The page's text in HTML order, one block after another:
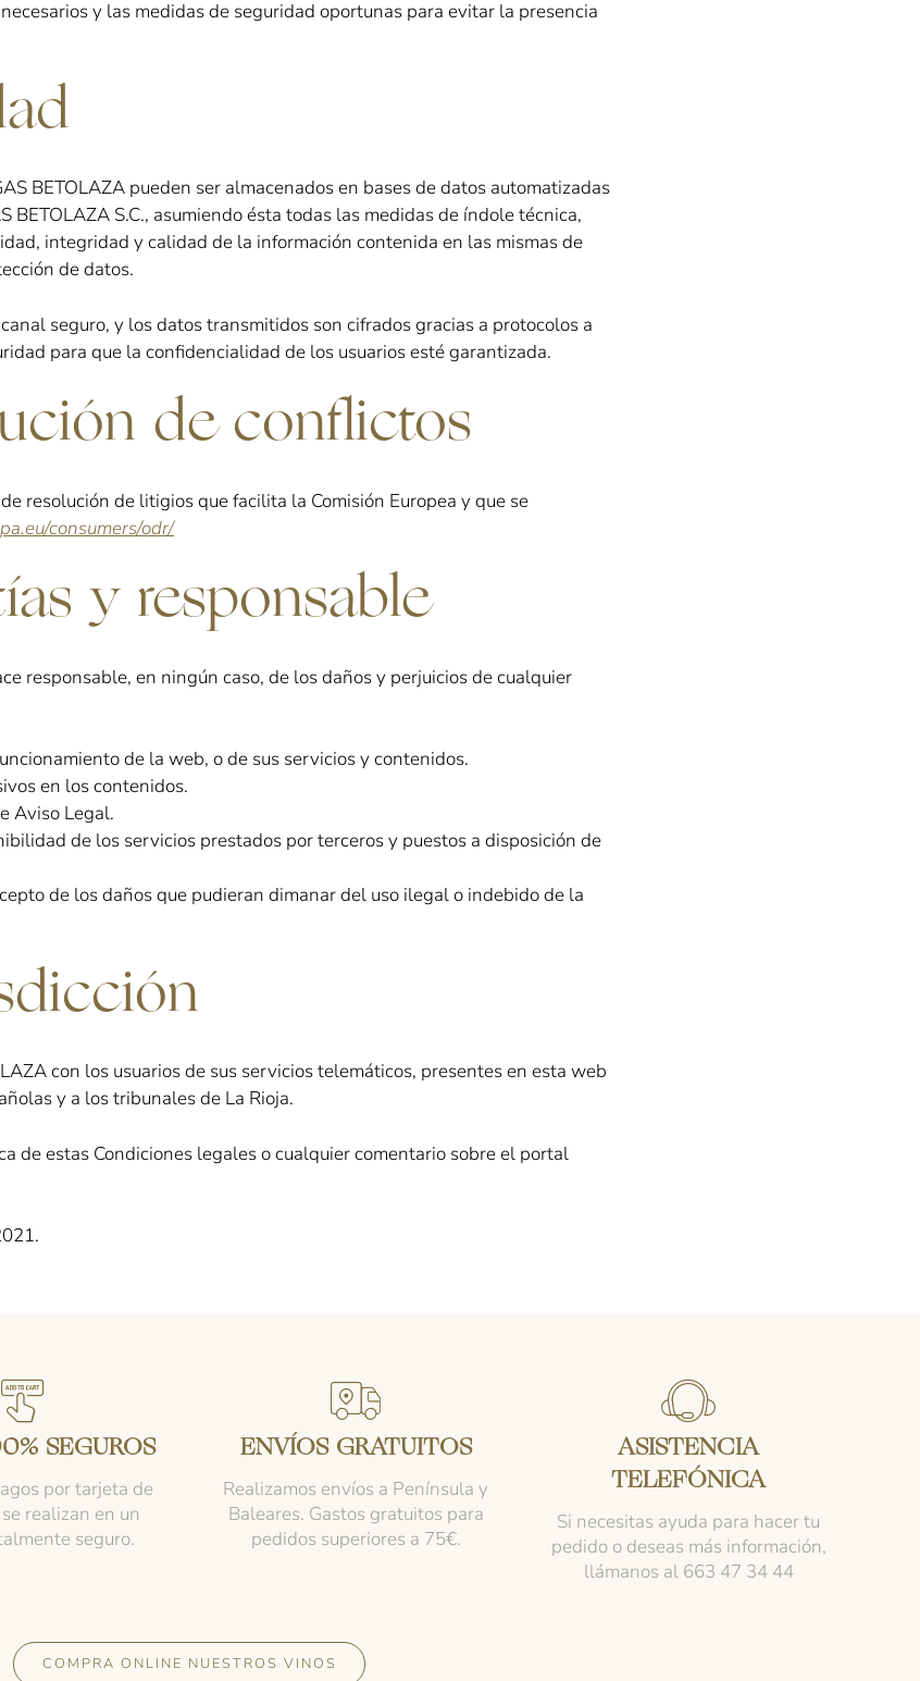
y las medidas de seguridad oportunas para evitar la presencia
BETOLAZA pueden ser almacenados en bases de datos automatizadas
S.C., asumiendo ésta todas las medidas de índole técnica,
integridad y calidad de la información contenida en las mismas de
de datos.
seguro, y los datos transmitidos son cifrados gracias a protocolos a
para que la confidencialidad de los usuarios esté garantizada.
de conflictos
resolución de litigios que facilita la Comisión Europea y que se
consumers/odr/
y responsable
responsable, en ningún caso, de los daños y perjuicios de cualquier
de la web, o de sus servicios y contenidos.
en los contenidos.
Aviso Legal.
de los servicios prestados por terceros y puestos a disposición de
de los daños que pudieran dimanar del uso ilegal o indebido de la
con los usuarios de sus servicios telemáticos, presentes en esta web
y a los tribunales de La Rioja.
de estas Condiciones legales o cualquier comentario sobre el portal
SEGUROS
por tarjeta de
realizan en un
seguro.
ENVÍOS GRATUITOS
Realizamos envíos a Península y
Baleares. Gastos gratuitos para
pedidos superiores a 75€.
ASISTENCIA
TELEFÓNICA
Si necesitas ayuda para hacer tu
pedido o deseas más información,
llámanos al 663 47 34 44
COMPRA ONLINE NUESTROS VINOS